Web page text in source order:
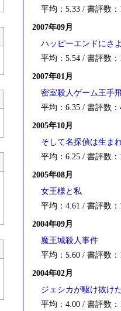
平均：5.33 / 書評数：
2007年09月
ハッピーエンドにさ
平均：5.54 / 書評数：
2007年01月
密室殺人ゲーム王手
平均：6.35 / 書評数：
2005年10月
そして名探偵は生ま
平均：6.25 / 書評数：
2005年08月
女王様と私
平均：4.61 / 書評数：
2004年09月
魔王城殺人事件
平均：5.60 / 書評数：
2004年02月
ジェシカが駆け抜け
平均：4.00 / 書評数：